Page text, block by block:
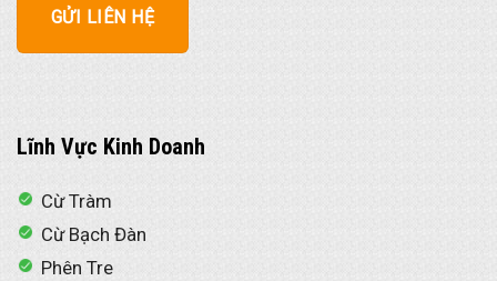
Lĩnh Vực Kinh Doanh
Cừ Tràm
Cừ Bạch Đàn
Phên Tre